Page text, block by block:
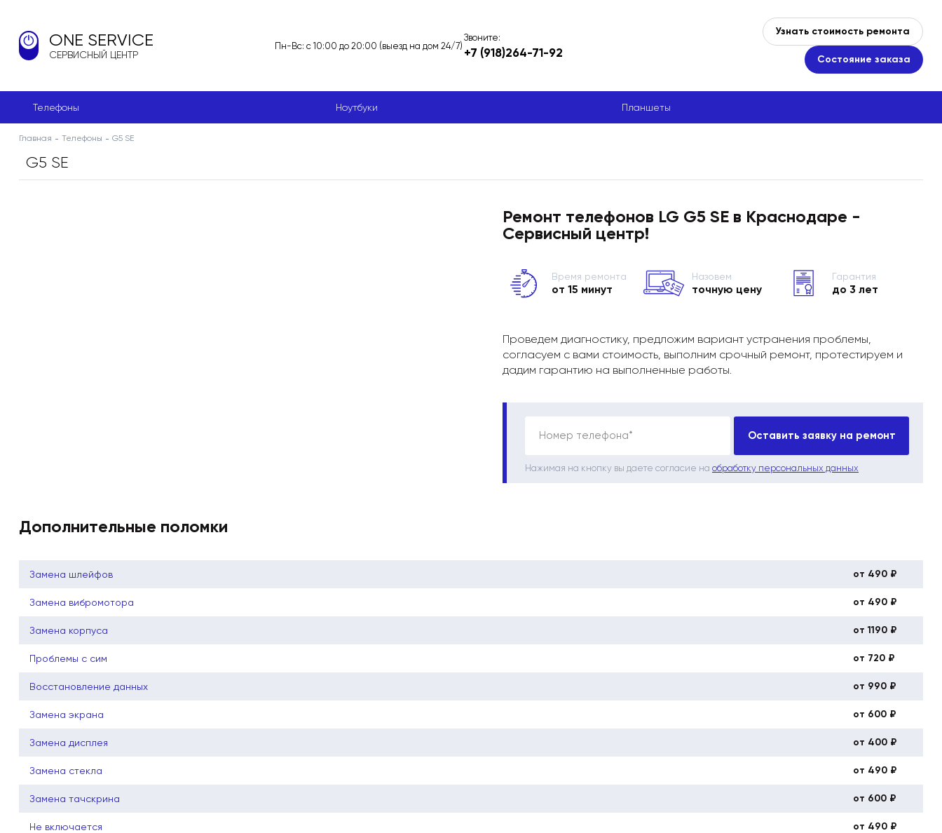
ONE SERVICE
СЕРВИСНЫЙ ЦЕНТР
Пн-Вс: с 10:00 до 20:00 (выезд на дом 24/7)
Звоните:
+7 (918)264-71-92
Узнать стоимость ремонта
Состояние заказа
Телефоны Ноутбуки Планшеты
Главная Телефоны G5 SE
G5 SE
Ремонт телефонов LG G5 SE в Краснодаре -
Сервисный центр!
Время ремонта
от 15 минут
Назовем
точную цену
Гарантия
до 3 лет
Проведем диагностику, предложим вариант устранения проблемы,
согласуем с вами стоимость, выполним срочный ремонт, протестируем и
дадим гарантию на выполненные работы.
Номер телефона* Оставить заявку на ремонт
Нажимая на кнопку вы даете согласие на обработку персональных данных
Дополнительные поломки
Замена шлейфов от 490 ₽
Замена вибромотора от 490 ₽
Замена корпуса от 1190 ₽
Проблемы с сим от 720 ₽
Восстановление данных от 990 ₽
Замена экрана от 600 ₽
Замена дисплея от 400 ₽
Замена стекла от 490 ₽
Замена тачскрина от 600 ₽
Не включается от 490 ₽